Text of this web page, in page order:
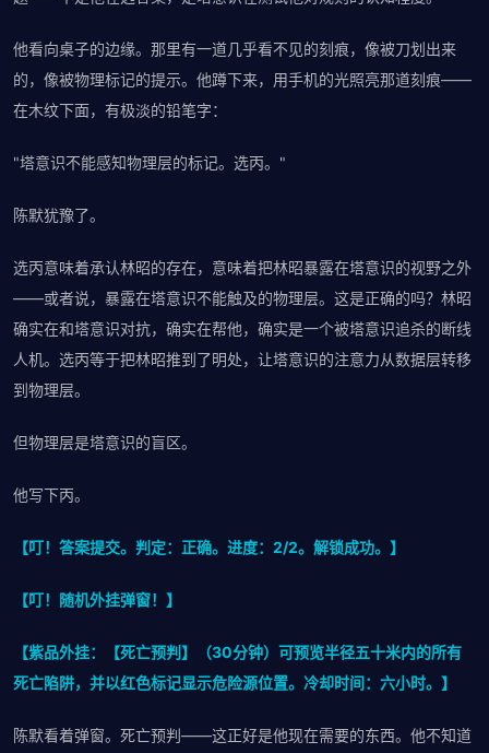
他看向桌子的边缘。那里有一道几乎看不见的刻痕，像被刀划出来
的，像被物理标记的提示。他蹲下来，用手机的光照亮那道刻痕——
在木纹下面，有极淡的铅笔字：
"塔意识不能感知物理层的标记。选丙。"
陈默犹豫了。
选丙意味着承认林昭的存在，意味着把林昭暴露在塔意识的视野之外
——或者说，暴露在塔意识不能触及的物理层。这是正确的吗？林昭
确实在和塔意识对抗，确实在帮他，确实是一个被塔意识追杀的断线
人机。选丙等于把林昭推到了明处，让塔意识的注意力从数据层转移
到物理层。
但物理层是塔意识的盲区。
他写下丙。
【叮！答案提交。判定：正确。进度：2/2。解锁成功。】
【叮！随机外挂弹窗！】
【紫品外挂：【死亡预判】（30分钟）可预览半径五十米内的所有
死亡陷阱，并以红色标记显示危险源位置。冷却时间：六小时。】
陈默看着弹窗。死亡预判——这正好是他现在需要的东西。他不知道